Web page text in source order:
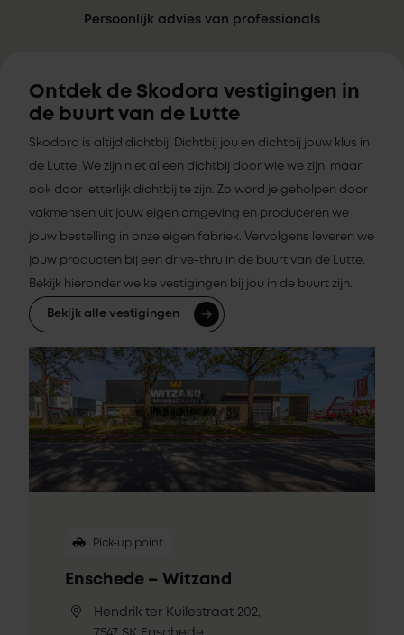
Persoonlijk advies van professionals
Ontdek de Skodora vestigingen in
de buurt van de Lutte
Skodora is altijd dichtbij. Dichtbij jou en dichtbij jouw klus in
de Lutte. We zijn niet alleen dichtbij door wie we zijn, maar
ook door letterlijk dichtbij te zijn. Zo word je geholpen door
vakmensen uit jouw eigen omgeving en produceren we
jouw bestelling in onze eigen fabriek. Vervolgens leveren we
jouw producten bij een drive-thru in de buurt van de Lutte.
Bekijk hieronder welke vestigingen bij jou in de buurt zijn.
Bekijk alle vestigingen
Pick-up point
Enschede – Witzand
Hendrik ter Kuilestraat 202,